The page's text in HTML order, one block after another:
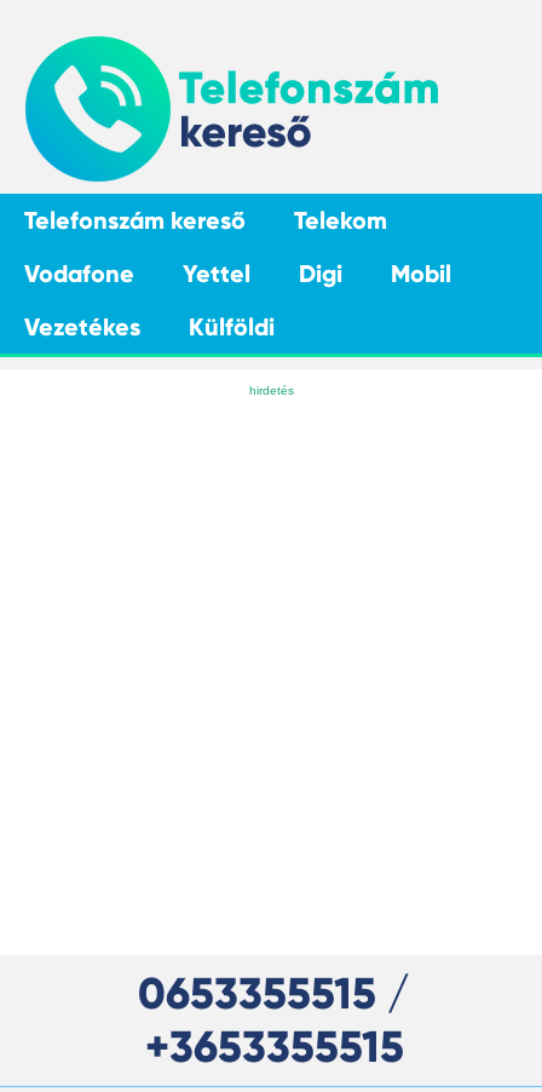
Telefonszám kereső
Telekom
Vodafone
Yettel Digi
Mobil
Vezetékes
Külföldi
0653355515 /
+3653355515